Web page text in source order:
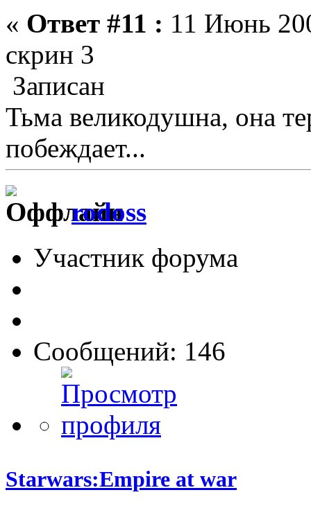
« Ответ #11 : 11 Июнь
скрин 3
Записан
Тьма великодушна, она
побеждает...
rodoss
Участник форума
Сообщений: 146
Starwars:Empire at war